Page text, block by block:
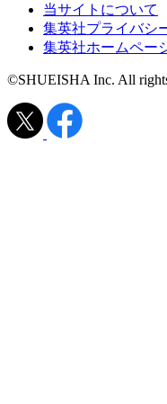
当サイトについて
集英社プライバシ
集英社ホームペー
©SHUEISHA Inc. All